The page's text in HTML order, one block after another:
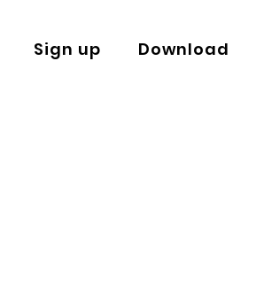
Sign up Download